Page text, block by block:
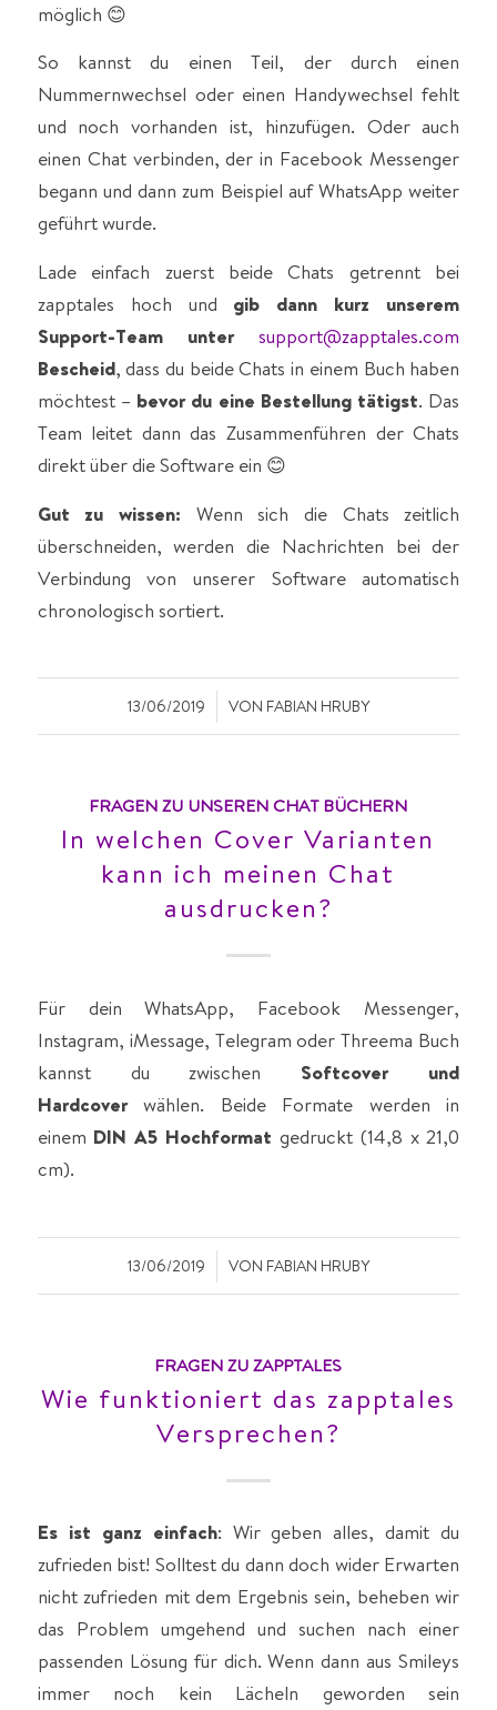
möglich 😊
So kannst du einen Teil, der durch einen
Nummernwechsel oder einen Handywechsel fehlt
und noch vorhanden ist, hinzufügen. Oder auch
einen Chat verbinden, der in Facebook Messenger
begann und dann zum Beispiel auf WhatsApp weiter
geführt wurde.
Lade einfach zuerst beide Chats getrennt bei
zapptales hoch und gib dann kurz unserem
Support-Team untersupport@zapptales.com
Bescheid, dass du beide Chats in einem Buch haben
möchtest – bevor du eine Bestellung tätigst. Das
Team leitet dann das Zusammenführen der Chats
direkt über die Software ein 😊
Gut zu wissen: Wenn sich die Chats zeitlich
überschneiden, werden die Nachrichten bei der
Verbindung von unserer Software automatisch
chronologisch sortiert.
13/06/2019
/ VON FABIAN HRUBY
FRAGEN ZU UNSEREN CHAT BÜCHERN
In welchen Cover Varianten
kann ich meinen Chat
ausdrucken?
Für dein WhatsApp, Facebook Messenger,
Instagram, iMessage, Telegram oder Threema Buch
kannst du zwischen Softcover und
Hardcoverwählen. Beide Formate werden in
einem DIN A5 Hochformat gedruckt (14,8 x 21,0
cm).
13/06/2019
/ VON FABIAN HRUBY
FRAGEN ZU ZAPPTALES
Wie funktioniert das zapptales
Versprechen?
Es ist ganz einfach: Wir geben alles, damit du
zufrieden bist! Solltest du dann doch wider Erwarten
nicht zufrieden mit dem Ergebnis sein, beheben wir
das Problem umgehend und suchen nach einer
passenden Lösung für dich. Wenn dann aus Smileys
immer noch kein Lächeln geworden sein